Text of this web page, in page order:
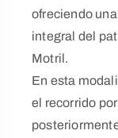
ofreciendo
integral del
Motril.
En esta
el recorrido